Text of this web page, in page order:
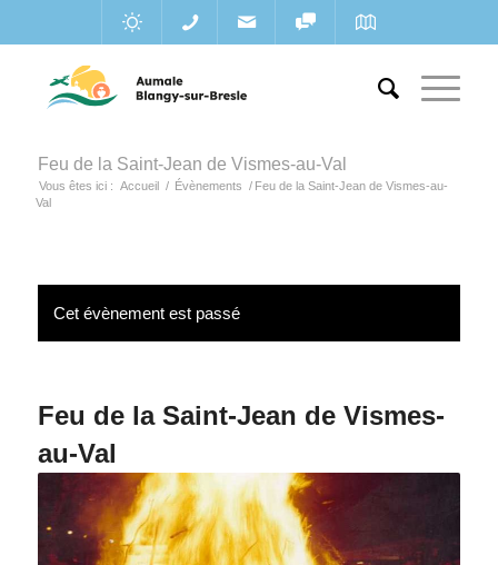
Feu de la Saint-Jean de Vismes-au-Val
Vous êtes ici : Accueil / Évènements / Feu de la Saint-Jean de Vismes-au-
Val
Cet évènement est passé
Feu de la Saint-Jean de Vismes-
au-Val